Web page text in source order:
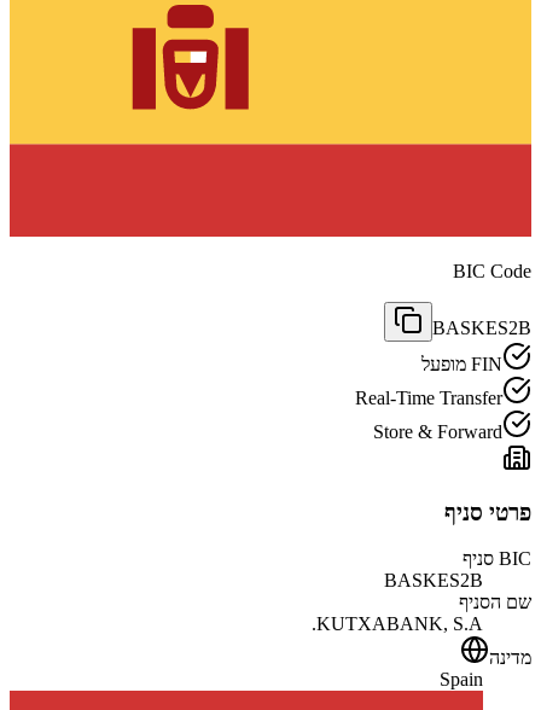
BIC Code
BASKES2B
FIN מופעל
Real-Time Transfer
Store & Forward
פרטי סניף
BIC סניף
BASKES2B
שם הסניף
KUTXABANK, S.A.
מדינה
Spain